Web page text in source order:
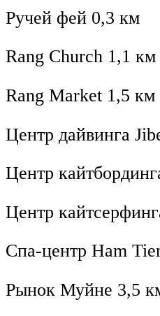
Ручей фей 0,3 км
Rang Church 1,1 км
Rang Market 1,5 км
Центр дайвинга
Центр
Центр
Спа-центр Ham
Рынок Муйне 3,5